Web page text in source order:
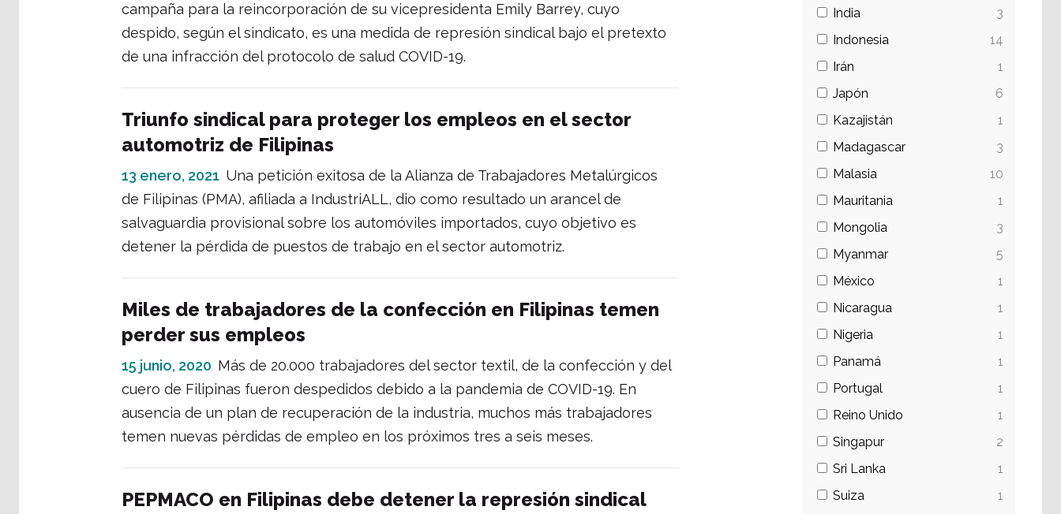
campaña para la reincorporación de su vicepresidenta Emily Barrey, cuyo
despido, según el sindicato, es una medida de represión sindical bajo el pretexto
de una infracción del protocolo de salud COVID-19.
Triunfo sindical para proteger los empleos en el sector
automotriz de Filipinas
13 enero, 2021 Una petición exitosa de la Alianza de Trabajadores Metalúrgicos
de Filipinas (PMA), afiliada a IndustriALL, dio como resultado un arancel de
salvaguardia provisional sobre los automóviles importados, cuyo objetivo es
detener la pérdida de puestos de trabajo en el sector automotriz.
Miles de trabajadores de la confección en Filipinas temen
perder sus empleos
15 junio, 2020 Más de 20.000 trabajadores del sector textil, de la confección y del
cuero de Filipinas fueron despedidos debido a la pandemia de COVID-19. En
ausencia de un plan de recuperación de la industria, muchos más trabajadores
temen nuevas pérdidas de empleo en los próximos tres a seis meses.
PEPMACO en Filipinas debe detener la represión sindical
India
3
Indonesia
14
Irán
1
Japón
6
Kazajistán
1
Madagascar
3
Malasia
10
Mauritania
1
Mongolia
3
Myanmar
5
México
1
Nicaragua
1
Nigeria
1
Panamá
1
Portugal
1
Reino Unido
1
Singapur
2
Sri Lanka
1
Suiza
1